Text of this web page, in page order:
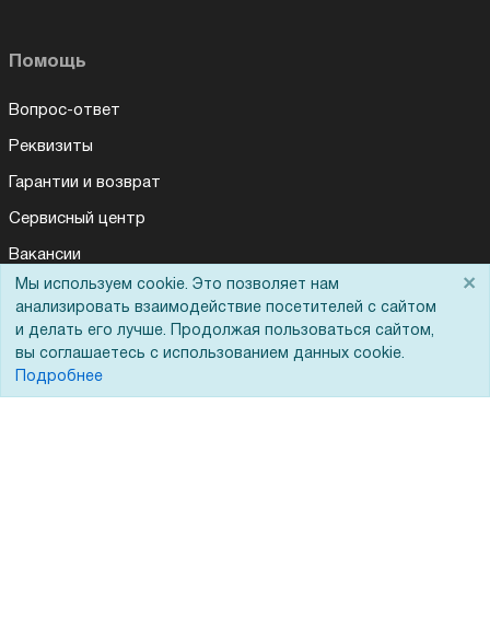
Помощь
Вопрос-ответ
Реквизиты
Гарантии и возврат
Сервисный центр
Вакансии
Обратная связь
Для Таможенного союза
Мы используем cookie. Это позволяет нам
анализировать взаимодействие посетителей с сайтом
и делать его лучше. Продолжая пользоваться сайтом,
вы соглашаетесь с использованием данных cookie.
Подробнее
×
Для Вас доступно эксклюзивное приложение при
заказе этого товара
Получить скидку Не показывать